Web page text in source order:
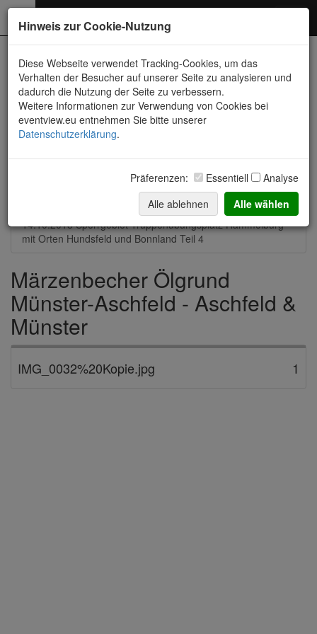
Hinweis zur Cookie-Nutzung
Diese Webseite verwendet Tracking-Cookies, um das
Verhalten der Besucher auf unserer Seite zu analysieren und
dadurch die Nutzung der Seite zu verbessern.
Weitere Informationen zur Verwendung von Cookies bei
eventview.eu entnehmen Sie bitte unserer
Datenschutzerklärung.
Präferenzen: Essentiell
Analyse
Alle ablehnen
Alle wählen
Photography
Neueste Fotos
14.08.2021 Strohballen-Feld zwischen Münster und Aschfeld
21.03.2021 Märzenbecher Ölgrund Münster-Aschfeld
13.10.2019 Bonnland im Sperrgebiet und
14.10.2018 Sperrgebiet Truppenübungsplatz Hammelburg
mit Orten Hundsfeld und Bonnland Teil 4
Märzenbecher Ölgrund
Münster-Aschfeld - Aschfeld &
Münster
1
IMG_0032%20Kopie.jpg